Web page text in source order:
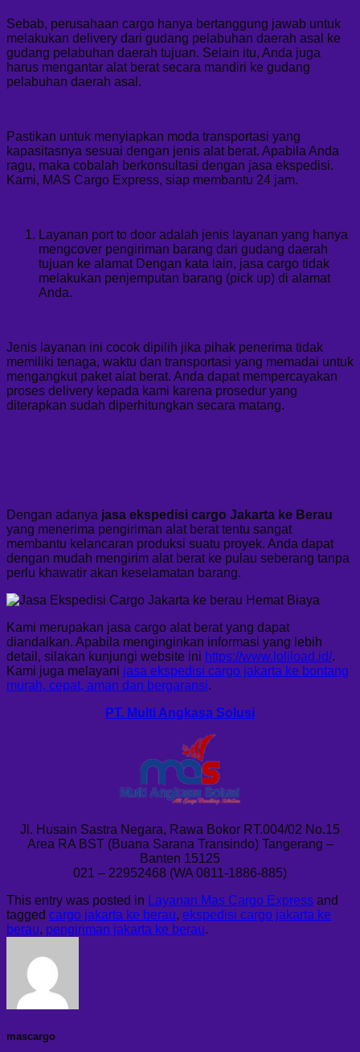
Sebab, perusahaan cargo hanya bertanggung jawab untuk
melakukan delivery dari gudang pelabuhan daerah asal ke
gudang pelabuhan daerah tujuan. Selain itu, Anda juga
harus mengantar alat berat secara mandiri ke gudang
pelabuhan daerah asal.
Pastikan untuk menyiapkan moda transportasi yang
kapasitasnya sesuai dengan jenis alat berat. Apabila Anda
ragu, maka cobalah berkonsultasi dengan jasa ekspedisi.
Kami, MAS Cargo Express, siap membantu 24 jam.
Layanan port to door adalah jenis layanan yang hanya
mengcover pengiriman barang dari gudang daerah
tujuan ke alamat Dengan kata lain, jasa cargo tidak
melakukan penjemputan barang (pick up) di alamat
Anda.
Jenis layanan ini cocok dipilih jika pihak penerima tidak
memiliki tenaga, waktu dan transportasi yang memadai untuk
mengangkut paket alat berat. Anda dapat mempercayakan
proses delivery kepada kami karena prosedur yang
diterapkan sudah diperhitungkan secara matang.
Dengan adanya jasa ekspedisi cargo Jakarta ke Berau
yang menerima pengiriman alat berat tentu sangat
membantu kelancaran produksi suatu proyek. Anda dapat
dengan mudah mengirim alat berat ke pulau seberang tanpa
perlu khawatir akan keselamatan barang.
Kami merupakan jasa cargo alat berat yang dapat
diandalkan. Apabila menginginkan informasi yang lebih
detail, silakan kunjungi website ini https://www.loliload.id/.
Kami juga melayani jasa ekspedisi cargo jakarta ke bontang
murah, cepat, aman dan bergaransi.
PT. Multi Angkasa Solusi
Jl. Husain Sastra Negara, Rawa Bokor RT.004/02 No.15
Area RA BST (Buana Sarana Transindo) Tangerang –
Banten 15125
021 – 22952468 (WA 0811-1886-885)
This entry was posted in
Layanan Mas Cargo Express and
tagged cargo jakarta ke berau, ekspedisi cargo jakarta ke
berau, pengiriman jakarta ke berau.
mascargo